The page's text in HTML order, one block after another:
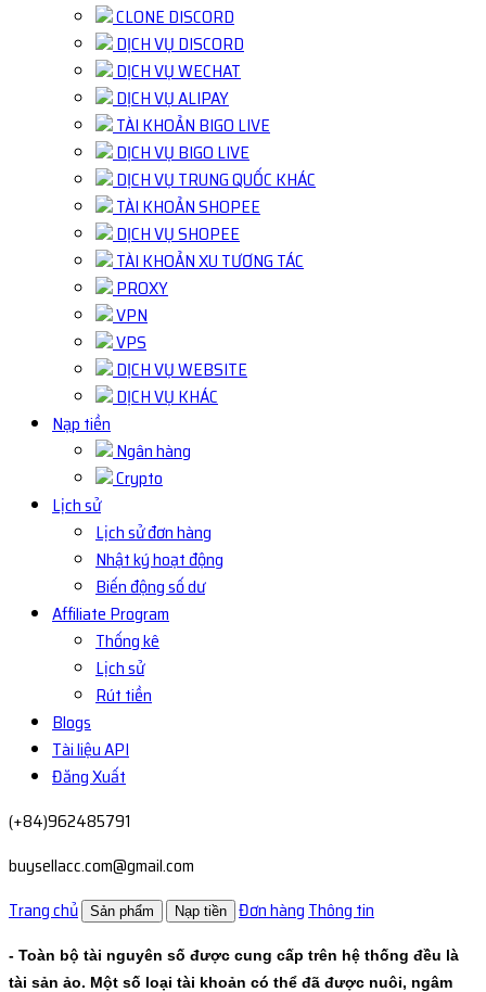
CLONE DISCORD
DỊCH VỤ DISCORD
DỊCH VỤ WECHAT
DỊCH VỤ ALIPAY
TÀI KHOẢN BIGO LIVE
DỊCH VỤ BIGO LIVE
DỊCH VỤ TRUNG QUỐC KHÁC
TÀI KHOẢN SHOPEE
DỊCH VỤ SHOPEE
TÀI KHOẢN XU TƯƠNG TÁC
PROXY
VPN
VPS
DỊCH VỤ WEBSITE
DỊCH VỤ KHÁC
Nạp tiền
Ngân hàng
Crypto
Lịch sử
Lịch sử đơn hàng
Nhật ký hoạt động
Biến động số dư
Affiliate Program
Thống kê
Lịch sử
Rút tiền
Blogs
Tài liệu API
Đăng Xuất
(+84)962485791
buysellacc.com@gmail.com
Trang chủ
Sản phẩm Nạp tiền Đơn hàng Thông tin
- Toàn bộ tài nguyên số được cung cấp trên hệ thống đều là
tài sản ảo. Một số loại tài khoản có thể đã được nuôi, ngâm